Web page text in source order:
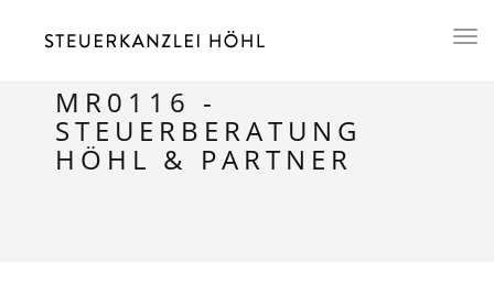
MR0116 -
STEUERBERATUNG
HÖHL & PARTNER